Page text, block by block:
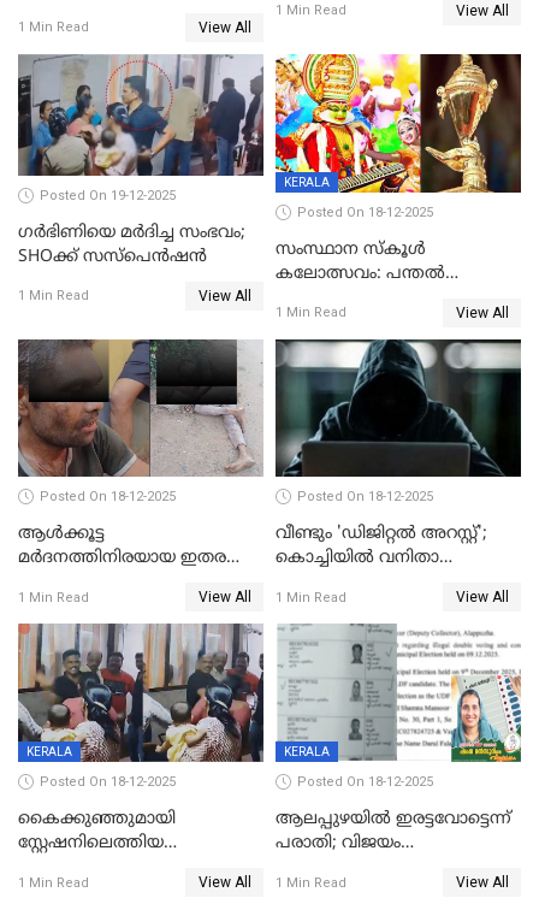
ക്ലീനര്‍ പിടിയിൽ
1 Min Read View All
യുവതി
1 Min Read View All
Posted On 19-12-2025
ഗര്‍ഭിണിയെ മർദിച്ച സംഭവം;
SHOക്ക് സസ്പെൻഷൻ
1 Min Read View All
KERALA
Posted On 18-12-2025
സംസ്ഥാന സ്കൂൾ
കലോത്സവം: പന്തൽ
1 Min Read View All
Posted On 18-12-2025
ആൾക്കൂട്ട
മർദനത്തിനിരയായ ഇതര
നടുക്കുന്ന സംഭവം
വാളയാറിൽ
1 Min Read View All
Posted On 18-12-2025
വീണ്ടും 'ഡിജിറ്റല്‍ അറസ്റ്റ്';
കൊച്ചിയില്‍ വനിതാ
കോടി രൂപ
1 Min Read View All
KERALA
Posted On 18-12-2025
കൈക്കുഞ്ഞുമായി
സ്റ്റേഷനിലെത്തിയ
കരണത്തടിച്ചു; CC ടിവി
1 Min Read View All
KERALA
Posted On 18-12-2025
ആലപ്പുഴയിൽ ഇരട്ടവോട്ടെന്ന്
പരാതി; വിജയം
വാർഡിലെ എൽഡിഎഫ്
1 Min Read View All